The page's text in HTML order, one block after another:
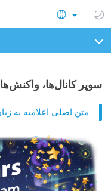
سوپر کانال‌ها،
متن اصلی اعلامیه به